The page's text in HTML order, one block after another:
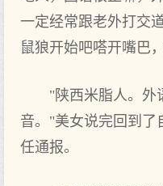
一定经常跟老外打交
鼠狼开始吧嗒开嘴巴
"陕西米脂人。外
音。"美女说完回到了
任通报。